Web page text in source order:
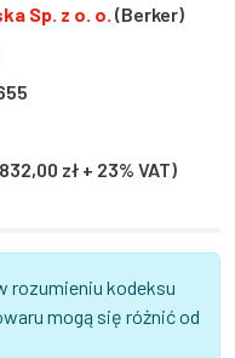
Sp. z o. o. (Berker)
zł + 23% VAT)
rozumieniu kodeksu
mogą się różnić od